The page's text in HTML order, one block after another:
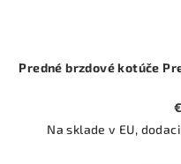
Predné brzdové kotúče
Na sklade v EU,